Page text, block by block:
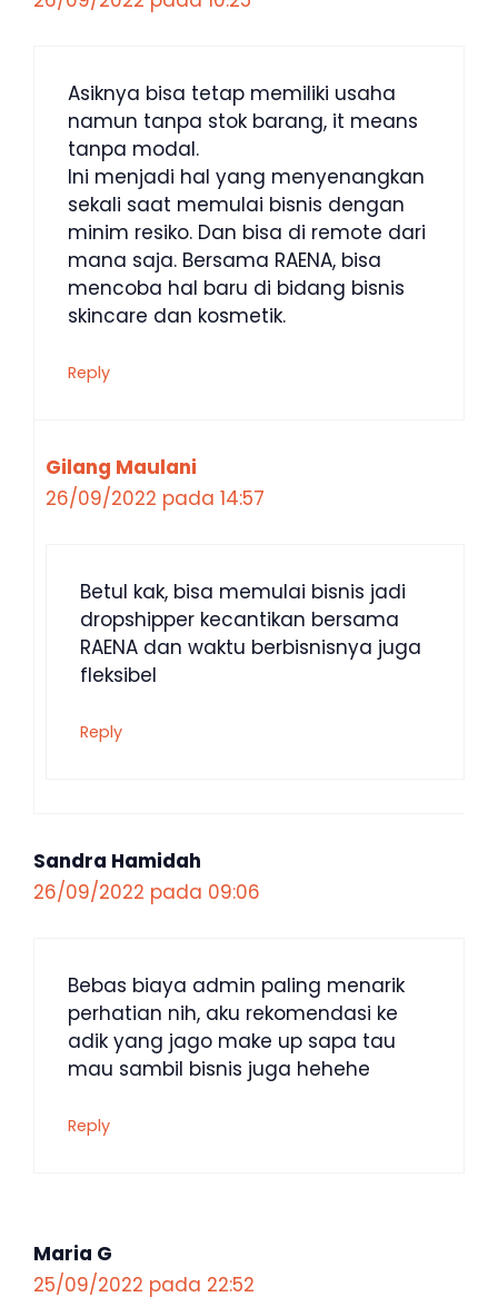
Asiknya bisa tetap memiliki usaha
namun tanpa stok barang, it means
tanpa modal.
Ini menjadi hal yang menyenangkan
sekali saat memulai bisnis dengan
minim resiko. Dan bisa di remote dari
mana saja. Bersama RAENA, bisa
mencoba hal baru di bidang bisnis
skincare dan kosmetik.
Reply
Gilang Maulani
26/09/2022 pada 14:57
Betul kak, bisa memulai bisnis jadi
dropshipper kecantikan bersama
RAENA dan waktu berbisnisnya juga
fleksibel
Reply
Sandra Hamidah
26/09/2022 pada 09:06
Bebas biaya admin paling menarik
perhatian nih, aku rekomendasi ke
adik yang jago make up sapa tau
mau sambil bisnis juga hehehe
Reply
Maria G
25/09/2022 pada 22:52